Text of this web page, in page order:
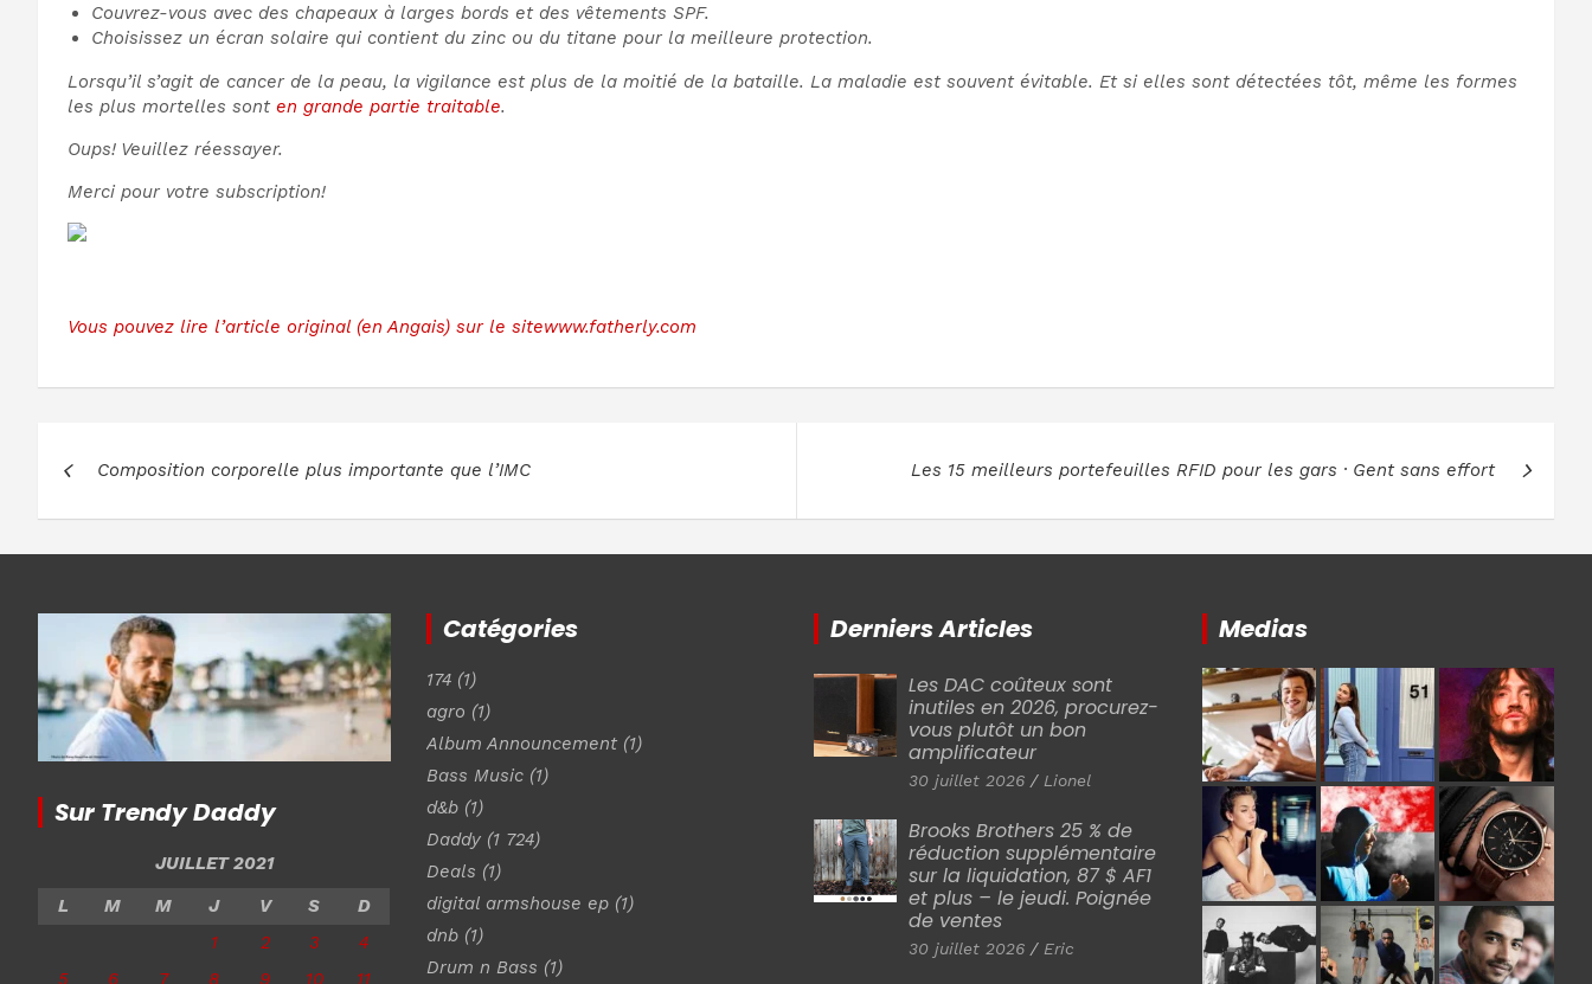
Couvrez-vous avec des chapeaux à larges bords et des vêtements SPF.
Choisissez un écran solaire qui contient du zinc ou du titane pour la meilleure protection.
Lorsqu’il s’agit de cancer de la peau, la vigilance est plus de la moitié de la bataille. La maladie est souvent évitable. Et si elles sont détectées tôt, même les formes
les plus mortelles sont en grande partie traitable.
Oups! Veuillez réessayer.
Merci pour votre subscription!
Vous pouvez lire l’article original (en Angais) sur le sitewww.fatherly.com
de
l’article
Composition corporelle plus importante que l’IMC Les 15 meilleurs portefeuilles RFID pour les gars · Gent sans effort
Sur Trendy Daddy
JUILLET 2021
L
M M J V S
D
1
2 3
4
5
6 7 8 9 10 11
Catégories
174(1)
agro (1)
Album Announcement(1)
Bass Music(1)
d&b(1)
Daddy(1 724)
Deals (1)
digital armshouse ep(1)
dnb(1)
Drum n Bass (1)
Derniers Articles
Les DAC coûteux sont
inutiles en 2026, procurez-
vous plutôt un bon
amplificateur
30 juillet 2026 Lionel
Brooks Brothers 25 % de
réduction supplémentaire
sur la liquidation, 87 $ AF1
et plus – le jeudi. Poignée
de ventes
30 juillet 2026 Eric
Medias